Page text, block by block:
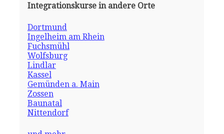
Integrationskurse in andere Orte
Dortmund
Ingelheim am Rhein
Fuchsmühl
Wolfsburg
Lindlar
Kassel
Gemünden a. Main
Zossen
Baunatal
Nittendorf